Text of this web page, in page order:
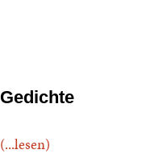
Gedichte
(...lesen)